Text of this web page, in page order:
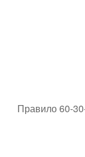
Правило 60-